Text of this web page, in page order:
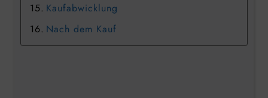
Kaufabwicklung
Nach dem Kauf